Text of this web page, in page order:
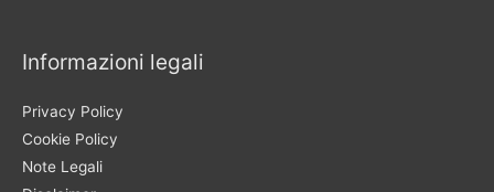
Informazioni legali
Privacy Policy
Cookie Policy
Note Legali